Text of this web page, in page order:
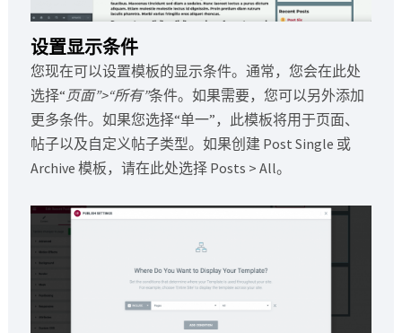
设置显示条件
您现在可以设置模板的显示条件。通常，您会在此处
选择“ 页面”>“所有”条件。如果需要，您可以另外添加
更多条件。如果您选择“单一”，此模板将用于页面、
帖子以及自定义帖子类型。如果创建 Post Single 或
Archive 模板，请在此处选择 Posts > All。